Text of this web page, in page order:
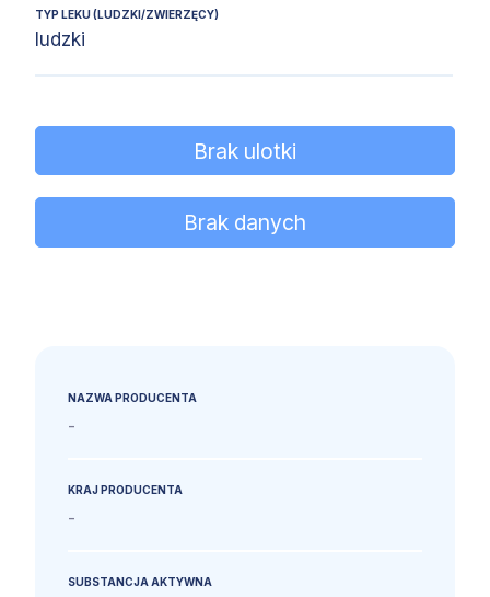
TYP LEKU (LUDZKI/ZWIERZĘCY)
ludzki
Brak ulotki
Brak danych
NAZWA PRODUCENTA
-
KRAJ PRODUCENTA
-
SUBSTANCJA AKTYWNA